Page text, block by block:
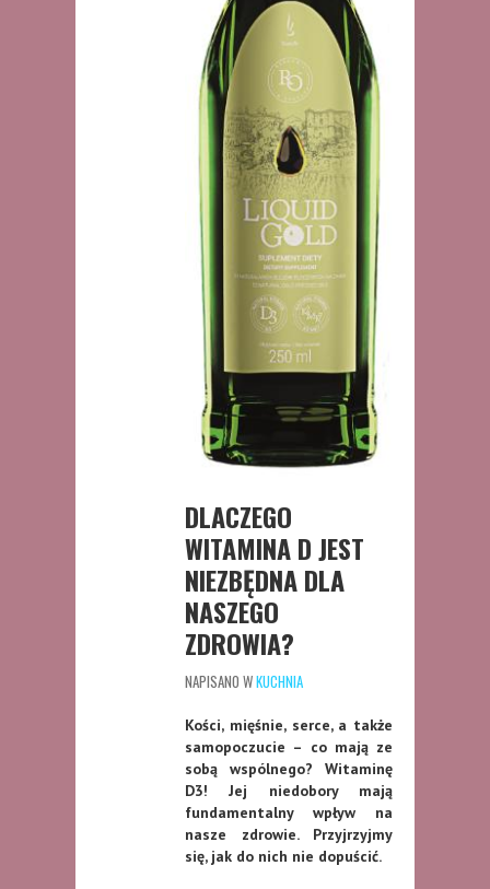
DLACZEGO
WITAMINA D JEST
NIEZBĘDNA DLA
NASZEGO
ZDROWIA?
NAPISANO WKUCHNIA
Kości, mięśnie, serce, a także
samopoczucie – co mają ze
sobą wspólnego? Witaminę
D3! Jej niedobory mają
fundamentalny wpływ na
nasze zdrowie. Przyjrzyjmy
się, jak do nich nie dopuścić.